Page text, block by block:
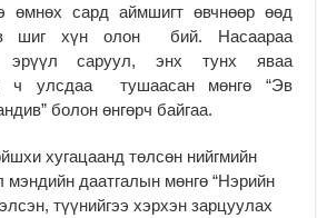
өмнөх сард аймшигт өвчнөөр өөд
шиг хүн олон бий. Насаараа
эрүүл саруул, энх тунх яваа
ч улсдаа тушаасан мөнгө “Эв
болон өнгөрч байгаа.
хугацаанд төлсөн нийгмийн
мэндийн даатгалын мөнгө “Нэрийн
түүнийгээ хэрхэн зарцуулах